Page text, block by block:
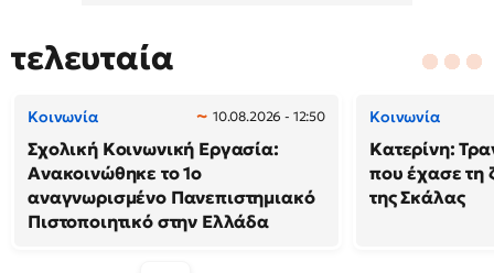
τελευταία
Κοινωνία 10.08.2026 - 12:50
Σχολική Κοινωνική Εργασία:
Ανακοινώθηκε το 1ο
αναγνωρισμένο Πανεπιστημιακό
Πιστοποιητικό στην Ελλάδα
Κοινωνία
Κατερίνη:
που έχασε τη
της Σκάλας